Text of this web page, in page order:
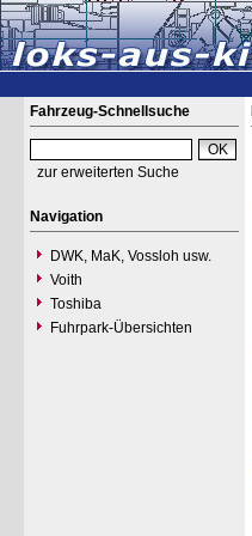
Fahrzeug-Schnellsuche
zur erweiterten Suche
Navigation
DWK, MaK, Vossloh usw.
Voith
Toshiba
Fuhrpark-Übersichten